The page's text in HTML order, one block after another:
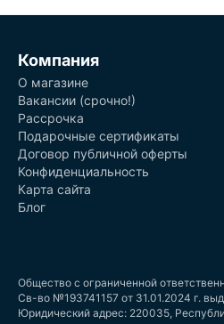
Компания
О магазине
Вакансии (срочно!)
Рассрочка
Подарочные сертификаты
Договор публичной оферты
Конфиденциальность
Карта сайта
Блог
Общество с ограниченной
Св-во №193741157 от 31.01.2024 г.
Юридический адрес: 220035,